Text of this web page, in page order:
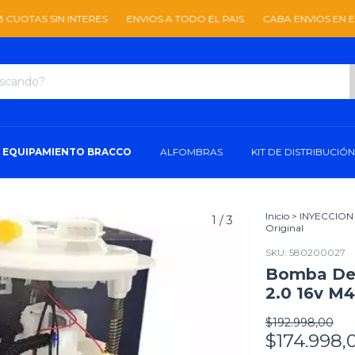
SIN INTERES ENVIOS A TODO EL PAIS CABA ENVIOS EN EL
EQUIPAMIENTO BRACCO ALFOMBRAS KIT DE DISTRIBUCIÓN
1 /3 Inicio > INYECCION
Original
SKU: 580200027
Bomba
2.0 16v
$192.998,00